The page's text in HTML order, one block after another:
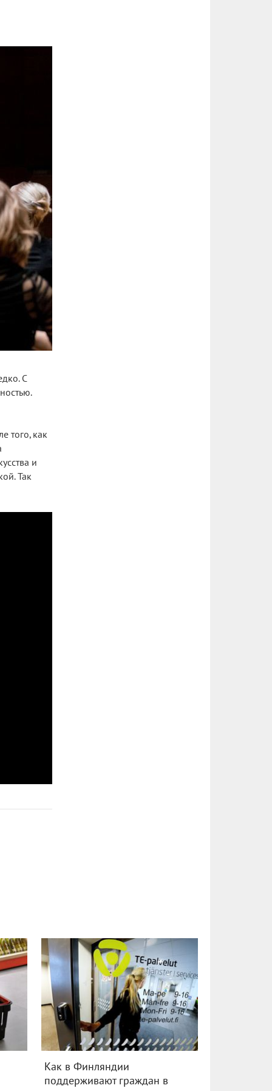
С
того, как
и
Так
Как в Финляндии
поддерживают граждан в